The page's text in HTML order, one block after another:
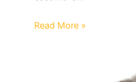
Read More »